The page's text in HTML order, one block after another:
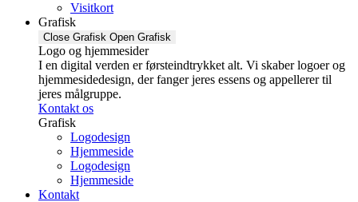
Visitkort
Grafisk
Close Grafisk Open Grafisk
Logo og hjemmesider
I en digital verden er førsteindtrykket alt. Vi skaber logoer og
hjemmesidedesign, der fanger jeres essens og appellerer til
jeres målgruppe.
Kontakt os
Grafisk
Logodesign
Hjemmeside
Logodesign
Hjemmeside
Kontakt